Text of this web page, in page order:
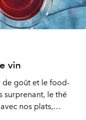
vin
de goût et le food-
surprenant, le thé
nos plats,